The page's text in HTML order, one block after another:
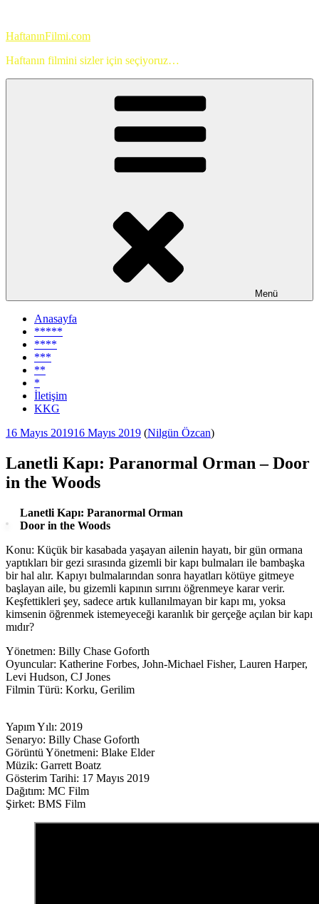
HaftanınFilmi.com
Haftanın filmini sizler için seçiyoruz…
Menü
Anasayfa
*****
****
***
**
*
İletişim
KKG
Yayım
16 Mayıs 201916 Mayıs 2019 (Nilgün Özcan)
Lanetli Kapı: Paranormal Orman – Door
in the Woods
Lanetli Kapı: Paranormal Orman
Door in the Woods
Konu: Küçük bir kasabada yaşayan ailenin hayatı, bir gün ormana
yaptıkları bir gezi sırasında gizemli bir kapı bulmaları ile bambaşka
bir hal alır. Kapıyı bulmalarından sonra hayatları kötüye gitmeye
başlayan aile, bu gizemli kapının sırrını öğrenmeye karar verir.
Keşfettikleri şey, sadece artık kullanılmayan bir kapı mı, yoksa
kimsenin öğrenmek istemeyeceği karanlık bir gerçeğe açılan bir kapı
mıdır?
Yönetmen: Billy Chase Goforth
Oyuncular: Katherine Forbes, John-Michael Fisher, Lauren Harper,
Levi Hudson, CJ Jones
Filmin Türü: Korku, Gerilim
Yapım Yılı: 2019
Senaryo: Billy Chase Goforth
Görüntü Yönetmeni: Blake Elder
Müzik: Garrett Boatz
Gösterim Tarihi: 17 Mayıs 2019
Dağıtım: MC Film
Şirket: BMS Film